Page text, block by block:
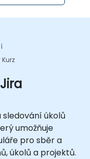
úkolů
umožňuje
pro sběr a
úkolů a projektů.